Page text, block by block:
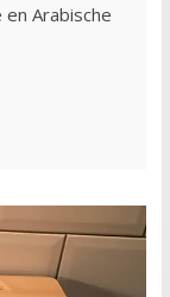
Arabische